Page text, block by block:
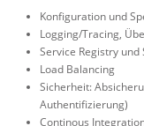
Konfiguration und
Logging/Tracing,
Service Registry
Load Balancing
Sicherheit:
Authentifizierung)
Continous